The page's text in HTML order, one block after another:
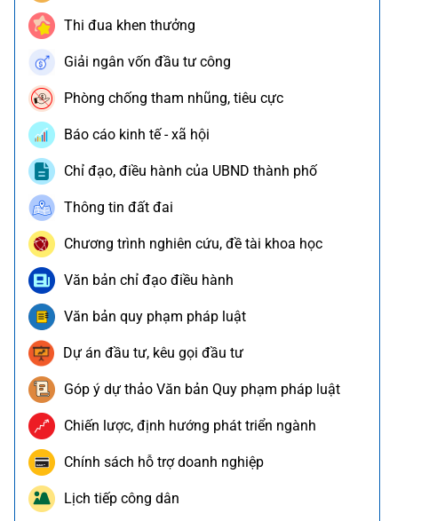
Thi đua khen thưởng
Giải ngân vốn đầu tư công
Phòng chống tham nhũng, tiêu cực
Báo cáo kinh tế - xã hội
Chỉ đạo, điều hành của UBND thành phố
Thông tin đất đai
Chương trình nghiên cứu, đề tài khoa học
Văn bản chỉ đạo điều hành
Văn bản quy phạm pháp luật
Dự án đầu tư, kêu gọi đầu tư
Góp ý dự thảo Văn bản Quy phạm pháp luật
Chiến lược, định hướng phát triển ngành
Chính sách hỗ trợ doanh nghiệp
Lịch tiếp công dân